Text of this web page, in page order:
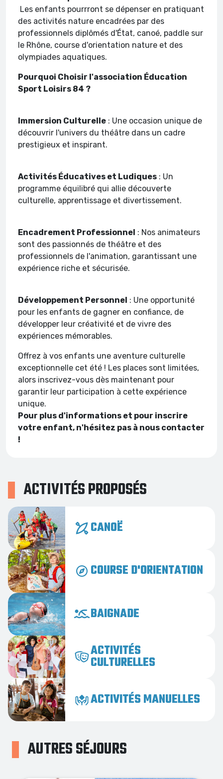
Les enfants pourrront se dépenser en pratiquant
des activités nature encadrées par des
professionnels diplômés d'État, canoé, paddle sur
le Rhône, course d'orientation nature et des
olympiades aquatiques.
Pourquoi Choisir l'association Éducation
Sport Loisirs 84 ?
Immersion Culturelle : Une occasion unique de
découvrir l'univers du théâtre dans un cadre
prestigieux et inspirant.
Activités Éducatives et Ludiques : Un
programme équilibré qui allie découverte
culturelle, apprentissage et divertissement.
Encadrement Professionnel : Nos animateurs
sont des passionnés de théâtre et des
professionnels de l'animation, garantissant une
expérience riche et sécurisée.
Développement Personnel : Une opportunité
pour les enfants de gagner en confiance, de
développer leur créativité et de vivre des
expériences mémorables.
Offrez à vos enfants une aventure culturelle
exceptionnelle cet été ! Les places sont limitées,
alors inscrivez-vous dès maintenant pour
garantir leur participation à cette expérience
unique.
Pour plus d'informations et pour inscrire
votre enfant, n'hésitez pas à nous contacter
!
ACTIVITÉS PROPOSÉS
CANOË
COURSE D'ORIENTATION
BAIGNADE
ACTIVITÉS
CULTURELLES
ACTIVITÉS MANUELLES
AUTRES SÉJOURS